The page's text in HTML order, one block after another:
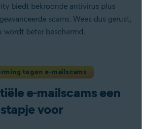
biedt bekroonde antivirus plus
scams. Wees dus gerust,
wordt beter beschermd.
tegen e-mailscams
e-mailscams een
stapje voor